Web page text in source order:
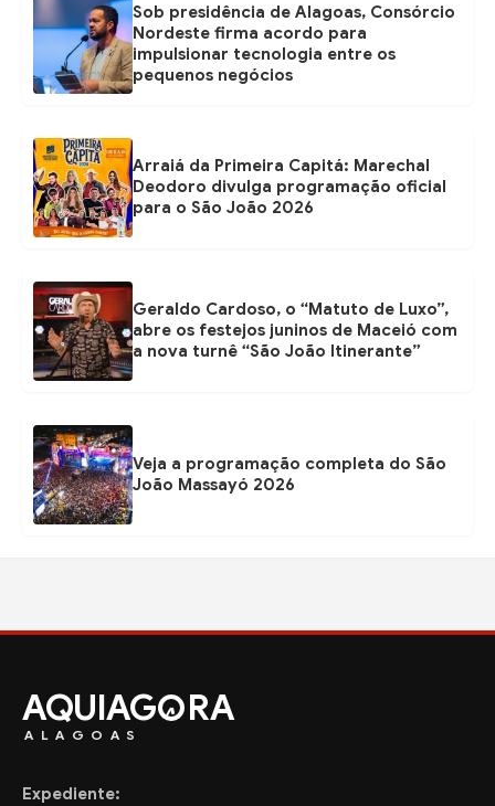
Sob presidência de Alagoas, Consórcio
Nordeste firma acordo para
impulsionar tecnologia entre os
pequenos negócios
Arraiá da Primeira Capitá: Marechal
Deodoro divulga programação oficial
para o São João 2026
Geraldo Cardoso, o “Matuto de Luxo”,
abre os festejos juninos de Maceió com
a nova turnê “São João Itinerante”
Veja a programação completa do São
João Massayó 2026
AQUIAG RA
ALAGOAS
Expediente: